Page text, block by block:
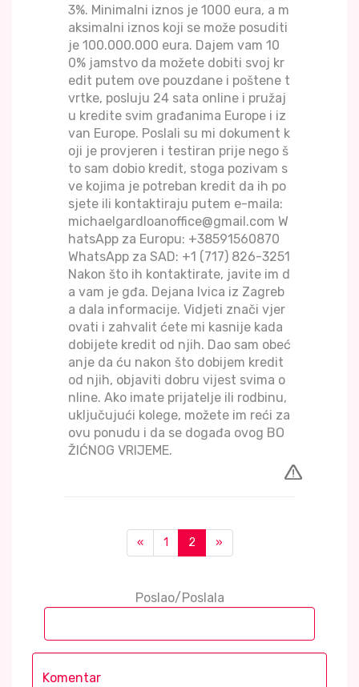
3%. Minimalni iznos je 1000 eura, a m
aksimalni iznos koji se može posuditi
je 100.000.000 eura. Dajem vam 10
0% jamstvo da možete dobiti svoj kr
edit putem ove pouzdane i poštene t
vrtke, posluju 24 sata online i pružaj
u kredite svim građanima Europe i iz
van Europe. Poslali su mi dokument k
oji je provjeren i testiran prije nego š
to sam dobio kredit, stoga pozivam s
ve kojima je potreban kredit da ih po
sjete ili kontaktiraju putem e-maila:
michaelgardloanoffice@gmail.com W
hatsApp za Europu: +38591560870
WhatsApp za SAD: +1 (717) 826-3251
Nakon što ih kontaktirate, javite im d
a vam je gđa. Dejana Ivica iz Zagreb
a dala informacije. Vidjeti znači vjer
ovati i zahvalit ćete mi kasnije kada
dobijete kredit od njih. Dao sam obeć
anje da ću nakon što dobijem kredit
od njih, objaviti dobru vijest svima o
nline. Ako imate prijatelje ili rodbinu,
uključujući kolege, možete im reći za
ovu ponudu i da se događa ovog BO
ŽIĆNOG VRIJEME.
« 1 2 »
Poslao/Poslala